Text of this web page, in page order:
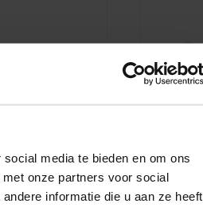
media te bieden en om ons
onze partners voor social
informatie die u aan ze heeft